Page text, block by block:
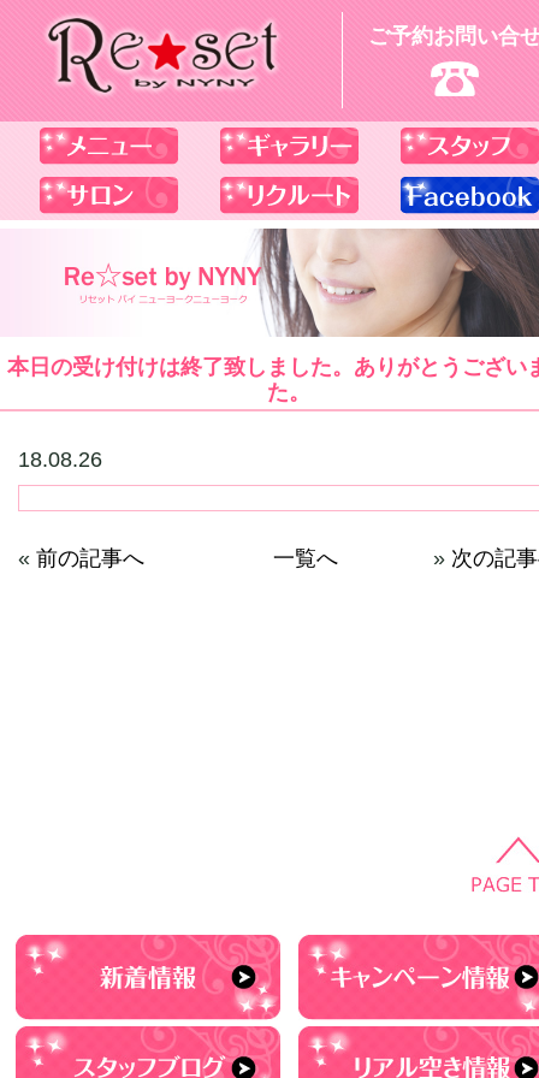
ご予約お問い合
本日の受け付けは終了致しました。ありがとうござい
た。
18.08.26
« 前の記事へ 一覧へ » 次の記